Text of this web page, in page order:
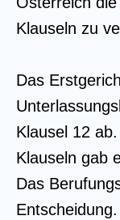
Klauseln zu
Das
Klausel 12
Klauseln gab
Das
Entscheidung.